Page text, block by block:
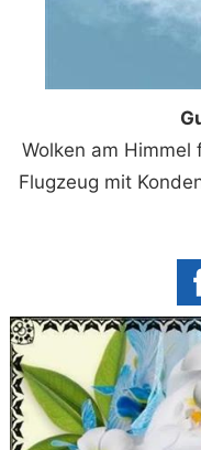
Wolken am Himmel
Flugzeug mit